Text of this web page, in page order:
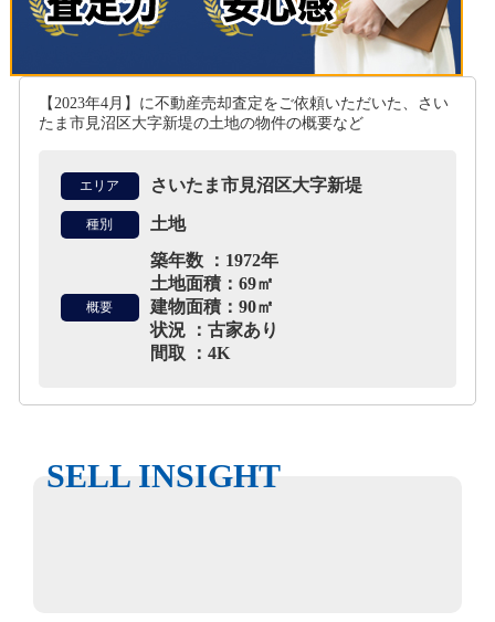
【2023年4月】に不動産売却査定をご依頼いただいた、さい
たま市見沼区大字新堤の土地の物件の概要など
エリア さいたま市見沼区大字新堤
種別 土地
概要
築年数 ：1972年
土地面積：69㎡
建物面積：90㎡
状況 ：古家あり
間取 ：4K